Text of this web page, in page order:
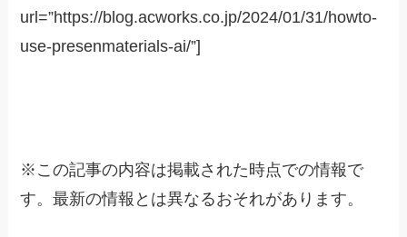
url=”https://blog.acworks.co.jp/2024/01/31/howto-
use-presenmaterials-ai/”]
※ この記事の内容は掲載された時点での情報で
す。最新の情報とは異なるおそれがあります。